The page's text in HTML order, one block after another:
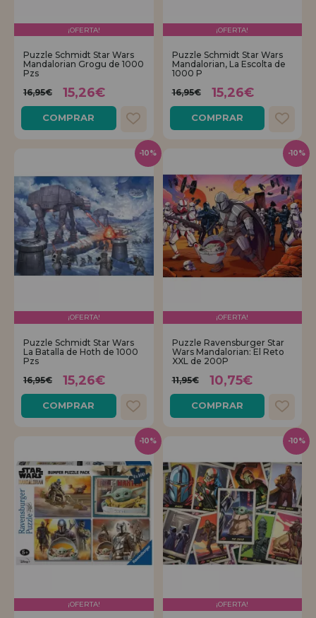
¡OFERTA!
Puzzle Schmidt Star Wars
Mandalorian Grogu de 1000
Pzs
16,95€
15,26€
COMPRAR
¡OFERTA!
Puzzle Schmidt Star Wars
Mandalorian, La Escolta de
1000 P
16,95€
15,26€
COMPRAR
¡OFERTA!
Puzzle Schmidt Star Wars
La Batalla de Hoth de 1000
Pzs
16,95€
15,26€
COMPRAR
-10%
¡OFERTA!
Puzzle Ravensburger Star
Wars Mandalorian: El Reto
XXL de 200P
11,95€
10,75€
COMPRAR
-10%
¡OFERTA!
-10%
¡OFERTA!
-10%